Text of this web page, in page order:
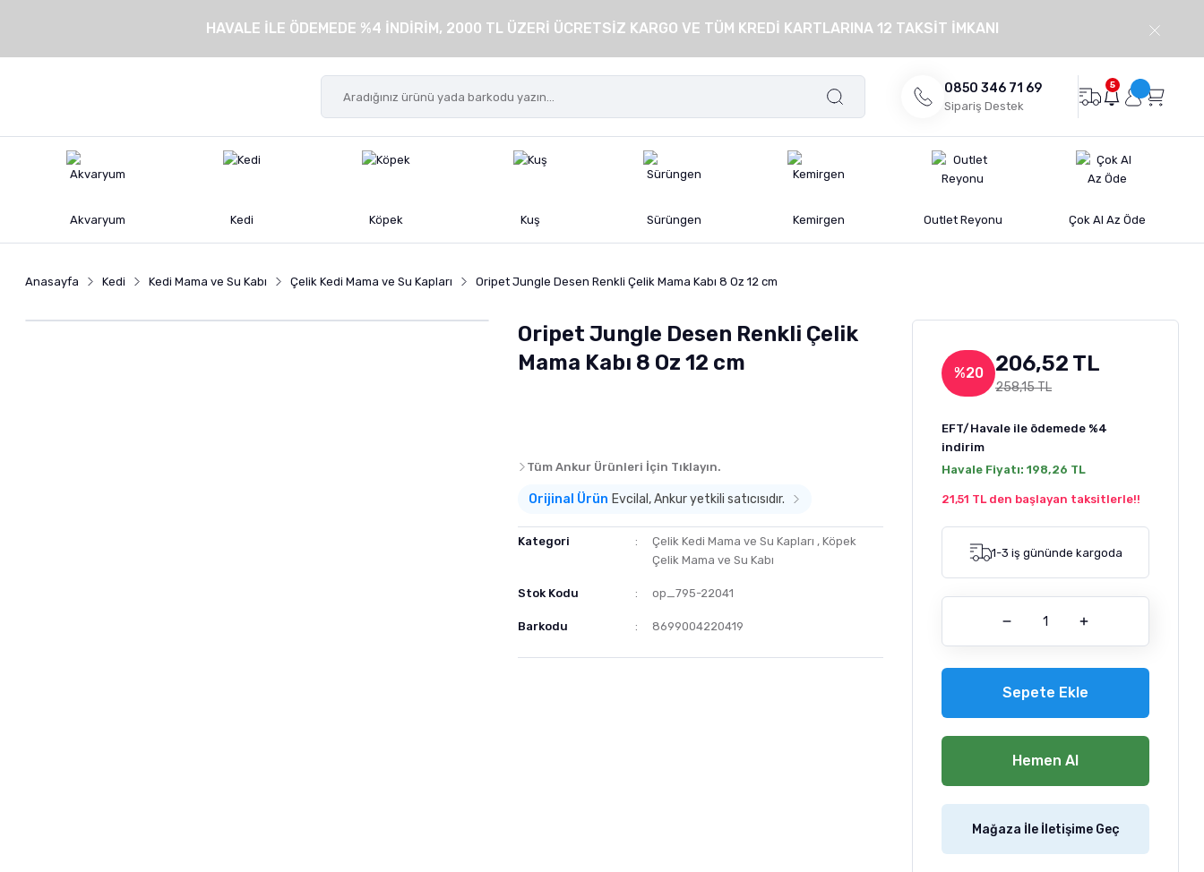
HAVALE İLE ÖDEMEDE %4 İNDİRİM, 2000 TL ÜZERİ ÜCRETSİZ KARGO VE TÜM KREDİ KARTLARINA 12 TAKSİT İMKANI
0850 346 71 69
Sipariş Destek
5
Akvaryum Kedi Köpek Kuş Sürüngen Kemirgen Outlet Reyonu Çok Al Az Öde
Anasayfa Kedi Kedi Mama ve Su Kabı Çelik Kedi Mama ve Su Kapları Oripet Jungle Desen Renkli Çelik Mama Kabı 8 Oz 12 cm
Oripet Jungle Desen Renkli Çelik
Mama Kabı 8 Oz 12 cm
Tüm Ankur Ürünleri İçin Tıklayın.
Orijinal Ürün Evcilal, Ankur yetkili satıcısıdır.
Kategori Çelik Kedi Mama ve Su Kapları , Köpek
Çelik Mama ve Su Kabı
Stok Kodu op_795-22041
Barkodu 8699004220419
%20 206,52 TL
258,15 TL
EFT/Havale ile ödemede %4
indirim
Havale Fiyatı: 198,26 TL
21,51 TL den başlayan taksitlerle!!
1-3 iş gününde kargoda
Sepete Ekle
Hemen Al
Mağaza İle İletişime Geç